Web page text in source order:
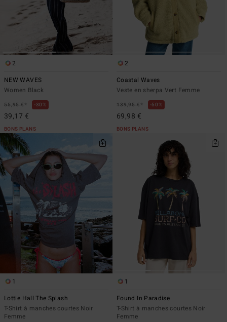
2
NEW WAVES
Women Black
55,95 €* 30%
39,17 €
BONS PLANS
2
Coastal Waves
Veste en sherpa Vert Femme
139,95 €* 50%
69,98 €
BONS PLANS
1
Lottie Hall The Splash
T-Shirt à manches courtes Noir
Femme
1
Found In Paradise
T-Shirt à manches courtes Noir
Femme